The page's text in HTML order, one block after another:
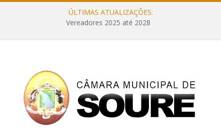
ÚLTIMAS ATUALIZAÇÕES:
Vereadores 2025 até 2028